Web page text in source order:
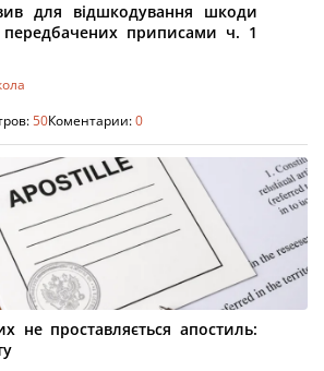
для відшкодування шкоди
передбачених приписами ч. 1
50Коментарии:0
не проставляється апостиль: